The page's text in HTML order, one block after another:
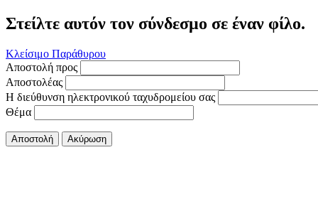
Στείλτε αυτόν τον σύνδεσμο σε έναν φίλο.
Κλείσιμο Παράθυρου
Αποστολή προς
Αποστολέας
Η διεύθυνση ηλεκτρονικού ταχυδρομείου σας
Θέμα
Αποστολή Ακύρωση